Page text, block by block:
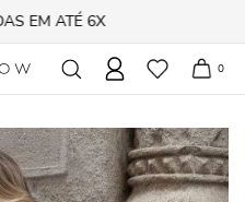
de R$ 500,00
0